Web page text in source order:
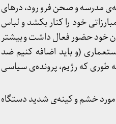
مدرسه و صحن فرو رود، درهای
خود را کنار بکشد و لباس
خود حضور فعال داشت و بیشتر
(و باید اضافه کنیم ضد
طوری که رژیم، پرونده‌ی سیاسی
مورد خشم و کینه‌ی شدید دستگاه